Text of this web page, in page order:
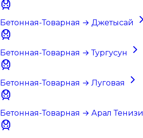
Бетонная-Товарная → Джетысай
Бетонная-Товарная → Тургусун
Бетонная-Товарная → Луговая
Бетонная-Товарная → Арал Тенизи